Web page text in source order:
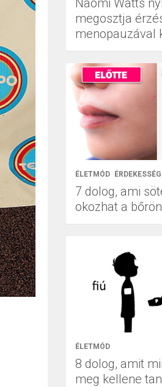
Naomi Watts
megosztja
menopauzával
ÉLETMÓD ÉRDEKESSÉG
7 dolog, ami
okozhat a bőrön
ÉLETMÓD
8 dolog, amit
meg kellene